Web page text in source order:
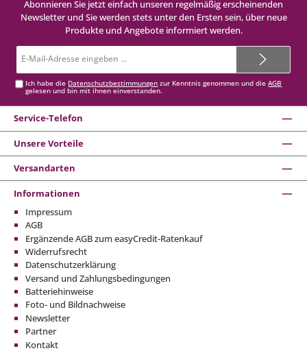
Abonnieren Sie jetzt einfach unseren regelmäßig erscheinenden
Newsletter und Sie werden stets unter den Ersten sein, über neue
Produkte und Angebote informiert werden.
Mail-
Ich habe die Datenschutzbestimmungen zur Kenntnis genommen und dieAGB
gelesen und bin mit ihnen einverstanden.
Service-Telefon
Unsere Vorteile
Versandarten
Informationen
Impressum
AGB
Ergänzende AGB zum easyCredit-Ratenkauf
Widerrufsrecht
Datenschutzerklärung
Versand und Zahlungsbedingungen
Batteriehinweise
Foto- und Bildnachweise
Newsletter
Partner
Kontakt